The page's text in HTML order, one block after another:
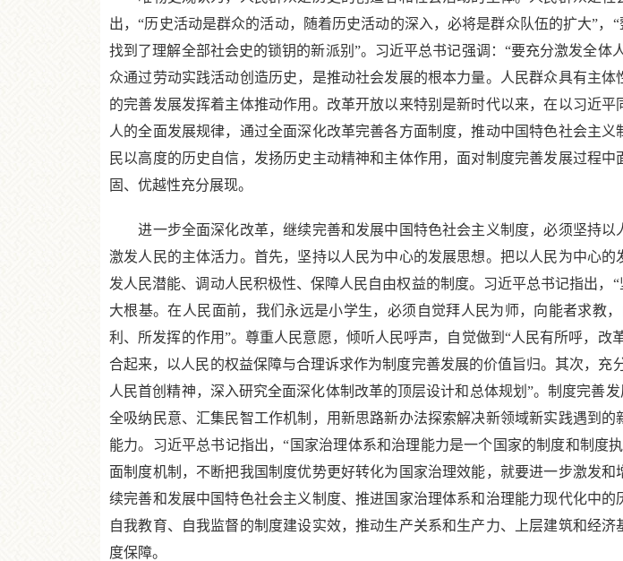
出，“历史活动是群众的活动，随着历史活动的深入，必将是群众队伍的扩大”
找到了理解全部社会史的锁钥的新派别”。习近平总书记强调：“要充分激发全
众通过劳动实践活动创造历史，是推动社会发展的根本力量。人民群众具有主
的完善发展发挥着主体推动作用。改革开放以来特别是新时代以来，在以习近
人的全面发展规律，通过全面深化改革完善各方面制度，推动中国特色社会主
民以高度的历史自信，发扬历史主动精神和主体作用，面对制度完善发展过程
固、优越性充分展现。
进一步全面深化改革，继续完善和发展中国特色社会主义制度，必须坚持以
激发人民的主体活力。首先，坚持以人民为中心的发展思想。把以人民为中心
发人民潜能、调动人民积极性、保障人民自由权益的制度。习近平总书记指出
大根基。在人民面前，我们永远是小学生，必须自觉拜人民为师，向能者求教
利、所发挥的作用”。尊重人民意愿，倾听人民呼声，自觉做到“人民有所呼，
合起来，以人民的权益保障与合理诉求作为制度完善发展的价值旨归。其次，
人民首创精神，深入研究全面深化体制改革的顶层设计和总体规划”。制度完善
全吸纳民意、汇集民智工作机制，用新思路新办法探索解决新领域新实践遇到
能力。习近平总书记指出，“国家治理体系和治理能力是一个国家的制度和制度
面制度机制，不断把我国制度优势更好转化为国家治理效能，就要进一步激发
续完善和发展中国特色社会主义制度、推进国家治理体系和治理能力现代化中
自我教育、自我监督的制度建设实效，推动生产关系和生产力、上层建筑和经
度保障。